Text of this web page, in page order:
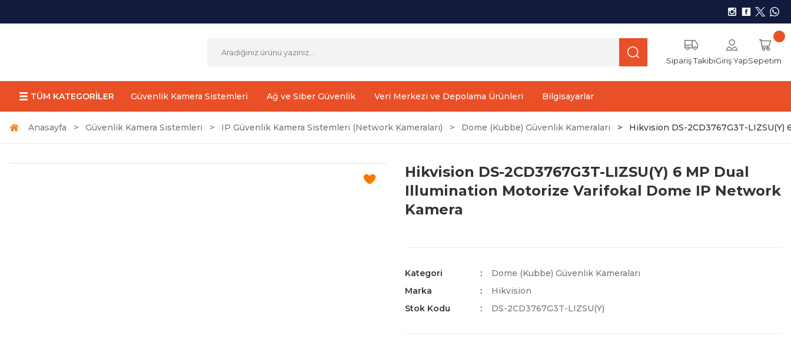
Sipariş TakibiGiriş YapSepetim
TÜM KATEGORİLER Güvenlik Kamera Sistemleri Ağ ve Siber Güvenlik Veri Merkezi ve Depolama Ürünleri Bilgisayarlar
Anasayfa Güvenlik Kamera Sistemleri IP Güvenlik Kamera Sistemleri (Network Kameraları) Dome (Kubbe) Güvenlik Kameraları Hikvision DS-2CD3767G3T-
Hikvision DS-2CD3767G3T-LIZSU(Y) 6 MP Dual
Illumination Motorize Varifokal Dome IP Network
Kamera
Kategori
Dome (Kubbe) Güvenlik Kameraları
Marka
Hikvision
Stok Kodu
DS-2CD3767G3T-LIZSU(Y)